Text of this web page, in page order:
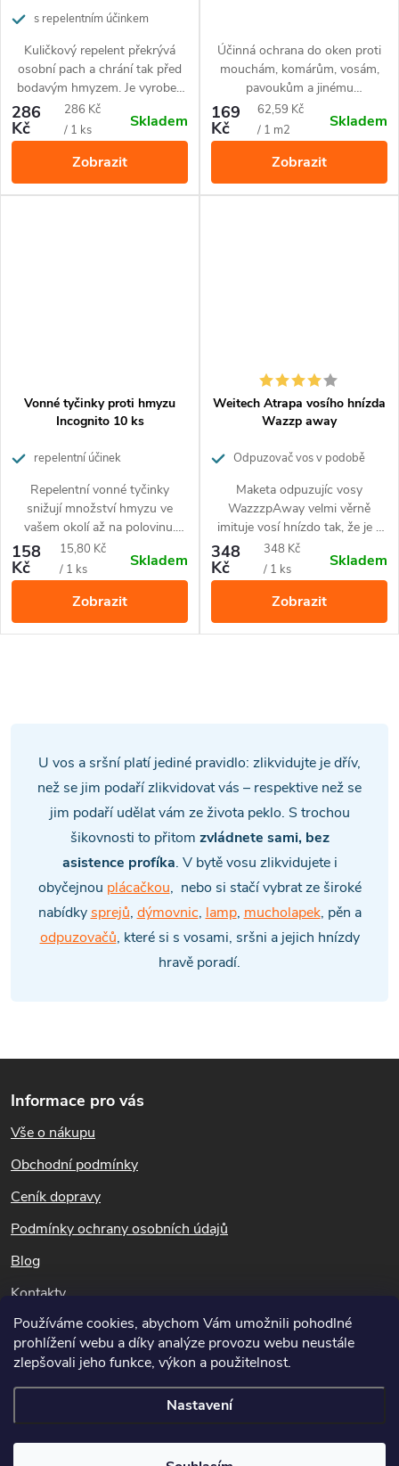
Používáme cookies, abychom Vám umožnili pohodlné
prohlížení webu a díky analýze provozu webu neustále
zlepšovali jeho funkce, výkon a použitelnost.
Nastavení
s repelentním účinkem
Kuličkový repelent překrývá
osobní pach a chrání tak před
bodavým hmyzem. Je vyroben
100% z přírodních složek.
286
Kč
Měrná
cena:
286 Kč
/ 1 ks
Skladem
Zobrazit
Účinná ochrana do oken proti
mouchám, komárům, vosám,
pavoukům a jinému
nepříjemnému hmyzu. Snadná
instalace. Snímatelná a
přepíratelná.
169
Kč
Měrná
cena:
62,59 Kč
/ 1 m2
Skladem
Zobrazit
Vonné tyčinky proti hmyzu
Incognito 10 ks
repelentní účinek
Repelentní vonné tyčinky
snižují množství hmyzu ve
vašem okolí až na polovinu.
Vytvoří kolem vás ochrannou
bariéru proti bodavému hmyzu
s příjemnou citronovou vůní.
Jsou účinné proti veškerým
druhům bodavého hmyzu.
158
Kč
Měrná
cena:
15,80 Kč
/ 1 ks
Skladem
Zobrazit
Weitech Atrapa vosího hnízda
Wazzp away
Odpuzovač vos v podobě
Maketa odpuzujíc vosy
WazzzpAway velmi věrně
imituje vosí hnízdo tak, že je k
nerozeznání od toho, které si
vosy samy stavějí. A protože
jsou vosy velmi teritoriální a
nestaví si hnízda v blízkosti
jiných, místu, kde umístíte
WazzzpAway, se raději
348
Kč
Měrná
cena:
348 Kč
/ 1 ks
Skladem
Zobrazit
y
v
ý
p
i
s
u
U vos a sršní platí jediné pravidlo: zlikvidujte je dřív,
než se jim podaří zlikvidovat vás – respektive než se
jim podaří udělat vám ze života peklo. S trochou
šikovnosti to přitom zvládnete sami, bez
asistence profíka. V bytě vosu zlikvidujete i
obyčejnou plácačkou, nebo si stačí vybrat ze široké
nabídky sprejů, dýmovnic, lamp, mucholapek, pěn a
odpuzovačů, které si s vosami, sršni a jejich hnízdy
hravě poradí.
á
p
a
Informace pro vás
Vše o nákupu
Obchodní podmínky
Ceník dopravy
Podmínky ochrany osobních údajů
Blog
Kontakty
Dotazy k objednávkám
info@hubeni-skudcu.cz